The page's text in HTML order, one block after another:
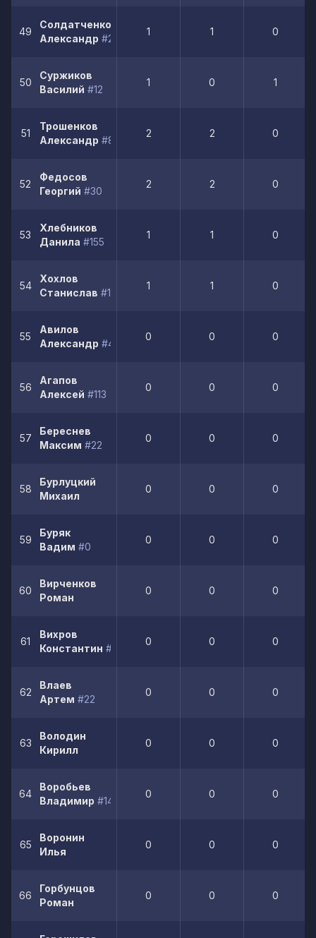
49
Солдатченков
Александр #24
1 1 0
50
Суржиков
Василий #12
1 0 1
51
Трошенков
Александр #8
2 2 0
52
Федосов
Георгий #30
2 2 0
53
Хлебников
Данила #155
1 1 0
54
Хохлов
Станислав #17
1 1 0
55
Авилов
Александр #4
0 0 0
56
Агапов
Алексей #113
0 0 0
57
Береснев
Максим #22
0 0 0
58
Бурлуцкий
Михаил
0 0 0
59
Буряк
Вадим #0
0 0 0
60
Вирченков
Роман
0 0 0
61
Вихров
Константин #20
0 0 0
62
Влаев
Артем #22
0 0 0
63
Володин
Кирилл
0 0 0
64
Воробьев
Владимир #14
0 0 0
65
Воронин
Илья
0 0 0
66
Горбунцов
Роман
0 0 0